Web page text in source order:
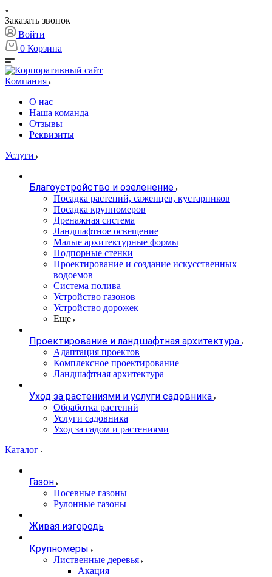
Заказать звонок
Войти
0 Корзина
Компания
О нас
Наша команда
Отзывы
Реквизиты
Услуги
Благоустройство и озеленение
Посадка растений, саженцев, кустарников
Посадка крупномеров
Дренажная система
Ландшафтное освещение
Малые архитектурные формы
Подпорные стенки
Проектирование и создание искусственных
водоемов
Система полива
Устройство газонов
Устройство дорожек
Еще
Проектирование и ландшафтная архитектура
Адаптация проектов
Комплексное проектирование
Ландшафтная архитектура
Уход за растениями и услуги садовника
Обработка растений
Услуги садовника
Уход за садом и растениями
Каталог
Газон
Посевные газоны
Рулонные газоны
Живая изгородь
Крупномеры
Лиственные деревья
Акация